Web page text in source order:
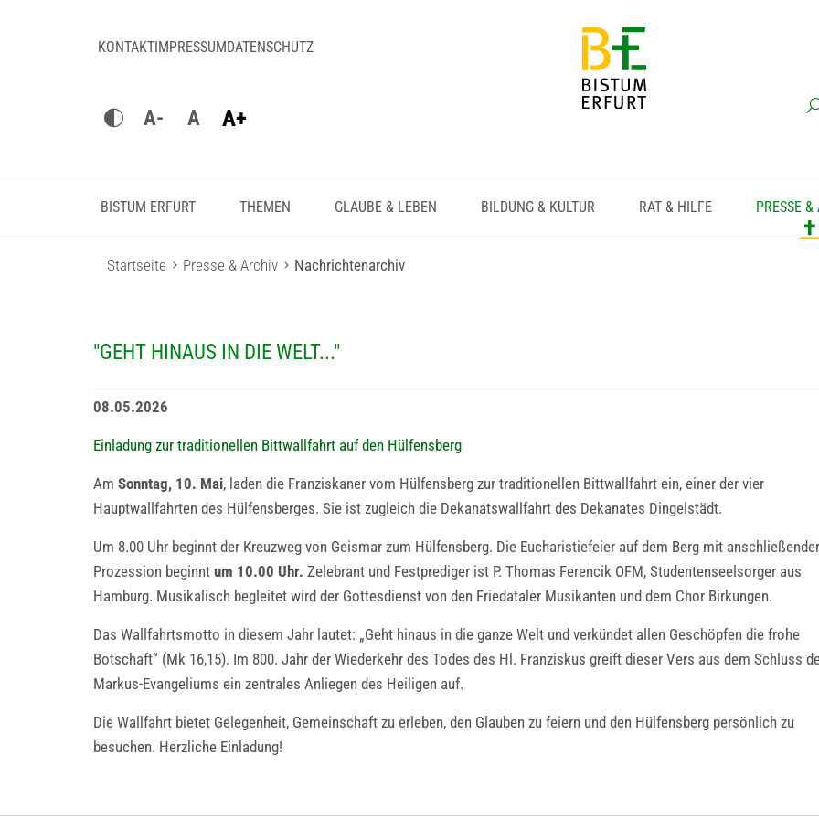
KONTAKTIMPRESSUMDATENSCHUTZ
A- A A+
BISTUM ERFURT THEMEN GLAUBE & LEBEN BILDUNG & KULTUR RAT & HILFE PRESSE
Startseite Presse & Archiv Nachrichtenarchiv
"GEHT HINAUS IN DIE WELT..."
08.05.2026
Einladung zur traditionellen Bittwallfahrt auf den Hülfensberg
Am Sonntag, 10. Mai, laden die Franziskaner vom Hülfensberg zur traditionellen Bittwallfahrt ein, einer der vier
Hauptwallfahrten des Hülfensberges. Sie ist zugleich die Dekanatswallfahrt des Dekanates Dingelstädt.
Um 8.00 Uhr beginnt der Kreuzweg von Geismar zum Hülfensberg. Die Eucharistiefeier auf dem Berg mit anschließender
Prozession beginnt um 10.00 Uhr. Zelebrant und Festprediger ist P. Thomas Ferencik OFM, Studentenseelsorger aus
Hamburg. Musikalisch begleitet wird der Gottesdienst von den Friedataler Musikanten und dem Chor Birkungen.
Das Wallfahrtsmotto in diesem Jahr lautet: „Geht hinaus in die ganze Welt und verkündet allen Geschöpfen die frohe
Botschaft“ (Mk 16,15). Im 800. Jahr der Wiederkehr des Todes des Hl. Franziskus greift dieser Vers aus dem Schluss
Markus-Evangeliums ein zentrales Anliegen des Heiligen auf.
Die Wallfahrt bietet Gelegenheit, Gemeinschaft zu erleben, den Glauben zu feiern und den Hülfensberg persönlich zu
besuchen. Herzliche Einladung!